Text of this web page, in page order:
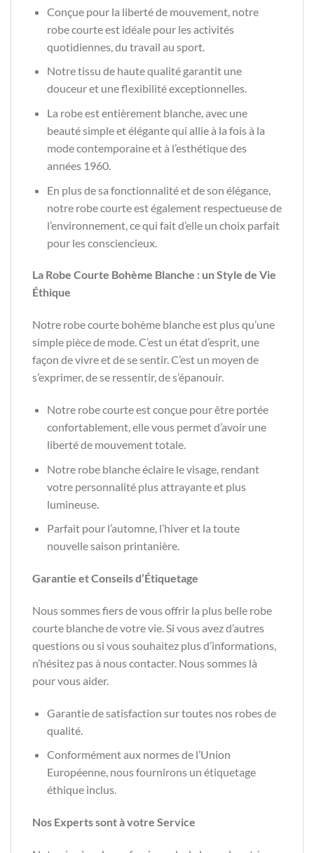
Conçue pour la liberté de mouvement, notre
robe courte est idéale pour les activités
quotidiennes, du travail au sport.
Notre tissu de haute qualité garantit une
douceur et une flexibilité exceptionnelles.
La robe est entièrement blanche, avec une
beauté simple et élégante qui allie à la fois à la
mode contemporaine et à l’esthétique des
années 1960.
En plus de sa fonctionnalité et de son élégance,
notre robe courte est également respectueuse de
l’environnement, ce qui fait d’elle un choix parfait
pour les consciencieux.
La Robe Courte Bohème Blanche : un Style de Vie
Éthique
Notre robe courte bohème blanche est plus qu’une
simple pièce de mode. C’est un état d’esprit, une
façon de vivre et de se sentir. C’est un moyen de
s’exprimer, de se ressentir, de s’épanouir.
Notre robe courte est conçue pour être portée
confortablement, elle vous permet d’avoir une
liberté de mouvement totale.
Notre robe blanche éclaire le visage, rendant
votre personnalité plus attrayante et plus
lumineuse.
Parfait pour l’automne, l’hiver et la toute
nouvelle saison printanière.
Garantie et Conseils d’Étiquetage
Nous sommes fiers de vous offrir la plus belle robe
courte blanche de votre vie. Si vous avez d’autres
questions ou si vous souhaitez plus d’informations,
n’hésitez pas à nous contacter. Nous sommes là
pour vous aider.
Garantie de satisfaction sur toutes nos robes de
qualité.
Conformément aux normes de l’Union
Européenne, nous fournirons un étiquetage
éthique inclus.
Nos Experts sont à votre Service